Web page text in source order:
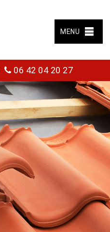
MENU
06 42 04 20 27